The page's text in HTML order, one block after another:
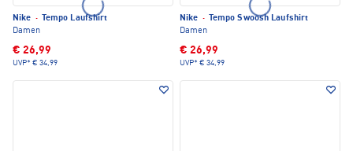
Nike ·
Tempo Laufshirt
Damen
€ 26,99
UVP* € 34,99
Nike ·
Tempo Swoosh Laufshirt
Damen
€ 26,99
UVP* € 34,99